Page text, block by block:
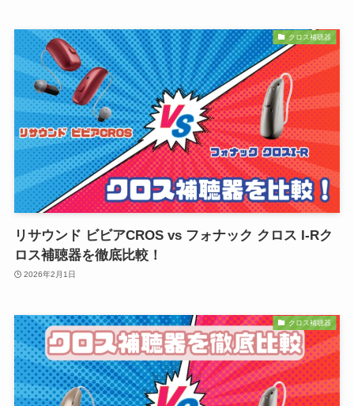
クロス補聴器
リサウンド ビビアCROS vs フォナック クロス I-Rク
ロス補聴器を徹底比較！
2026年2月1日
クロス補聴器